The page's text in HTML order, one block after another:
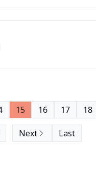
15 16 17 18
Next Last